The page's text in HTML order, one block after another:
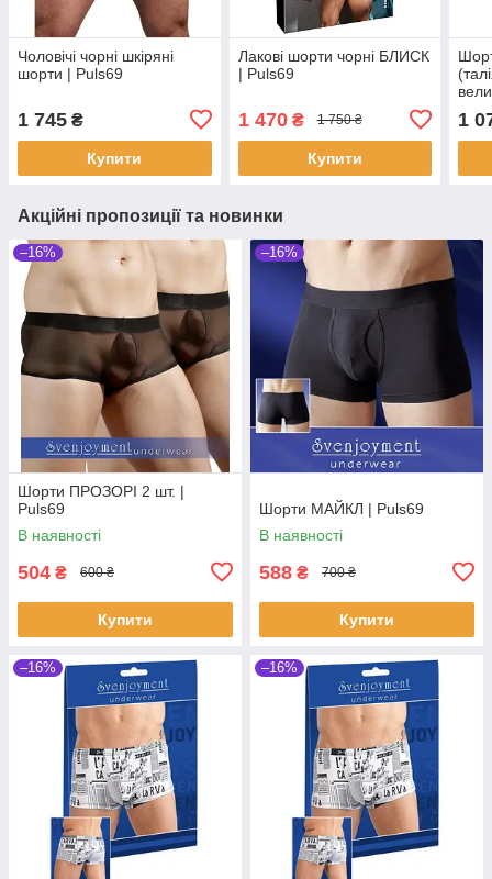
Чоловічі чорні шкіряні
шорти | Puls69
1 745 ₴
Купити
Лакові шорти чорні БЛИСК
| Puls69
1 470₴ 1 750 ₴
Купити
1
Акційні пропозиції та новинки
–16%
Шорти ПРОЗОРІ 2 шт. |
Puls69
В наявності
504 ₴ 600 ₴
Купити
–16%
Шорти МАЙКЛ | Puls69
В наявності
588 ₴ 700 ₴
Купити
–16% –16%